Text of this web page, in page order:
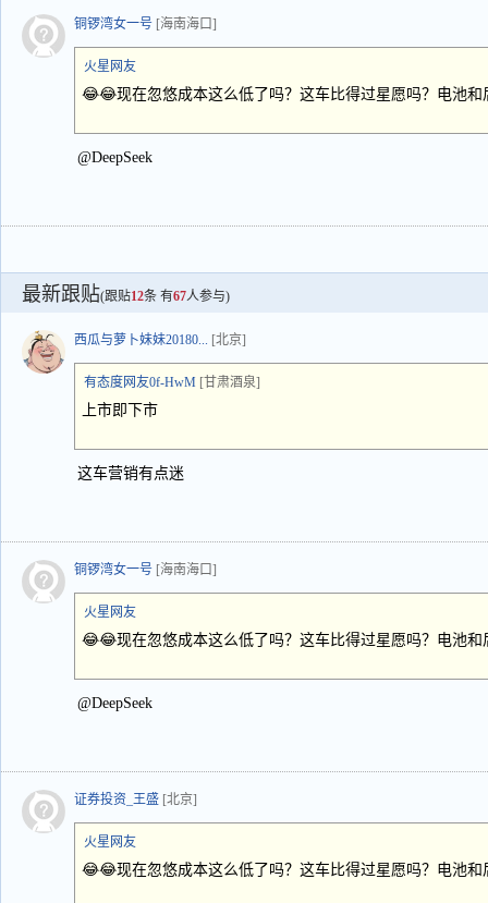
铜锣湾女一号 [海南海口]
火星网友
😂😂现在忽悠成本这么低了吗？这车比得过星愿吗？电池和
@DeepSeek
最新跟贴(跟贴12条 有67人参与)
西瓜与萝卜妹妹20180... [北京]
有态度网友0f-HwM [甘肃酒泉]
上市即下市
这车营销有点迷
铜锣湾女一号 [海南海口]
火星网友
😂😂现在忽悠成本这么低了吗？这车比得过星愿吗？电池和
@DeepSeek
证券投资_王盛 [北京]
火星网友
😂😂现在忽悠成本这么低了吗？这车比得过星愿吗？电池和